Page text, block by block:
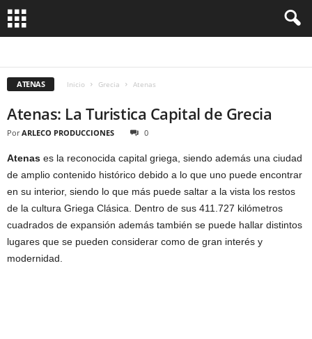
ATENAS Inicio Grecia Atenas
Atenas: La Turistica Capital de Grecia
Por ARLECO PRODUCCIONES 0
Atenas es la reconocida capital griega, siendo además una ciudad
de amplio contenido histórico debido a lo que uno puede encontrar
en su interior, siendo lo que más puede saltar a la vista los restos
de la cultura Griega Clásica. Dentro de sus 411.727 kilómetros
cuadrados de expansión además también se puede hallar distintos
lugares que se pueden considerar como de gran interés y
modernidad.